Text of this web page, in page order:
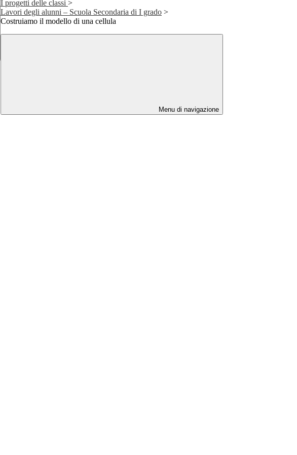
I progetti delle classi >
Lavori degli alunni – Scuola Secondaria di I grado >
Costruiamo il modello di una cellula
Menu di navigazione